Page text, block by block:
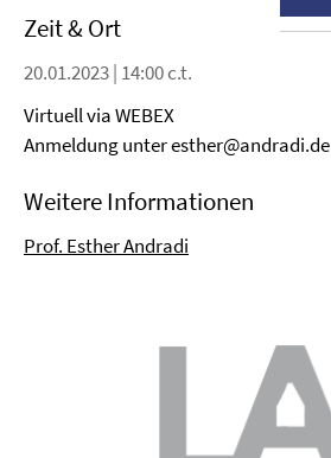
Zeit & Ort
20.01.2023 | 14:00 c.t.
Virtuell via WEBEX
Anmeldung unter esther@andradi.de
Weitere Informationen
Prof. Esther Andradi